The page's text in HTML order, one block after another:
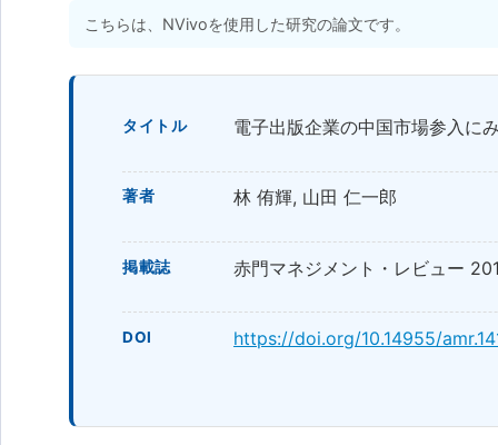
こちらは、NVivoを使用した研究の論文です。
タイトル 電子出版企業の中国市場参入に
著者 林 侑輝, 山田 仁一郎
掲載誌 赤門マネジメント・レビュー
DOI https://doi.org/10.14955/